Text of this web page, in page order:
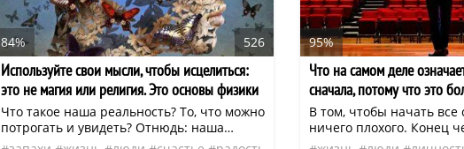
84% 526
Используйте свои мысли, чтобы исцелиться:
это не магия или религия. Это основы физики
Что такое наша реальность? То, что можно
потрогать и увидеть? Отнюдь: наша
истинная реальность – это не материя, а
95%
Что на самом деле
сначала, потому что это
сказать «прощай»
В том, чтобы начать все
ничего плохого. Конец
всегда приносить боль